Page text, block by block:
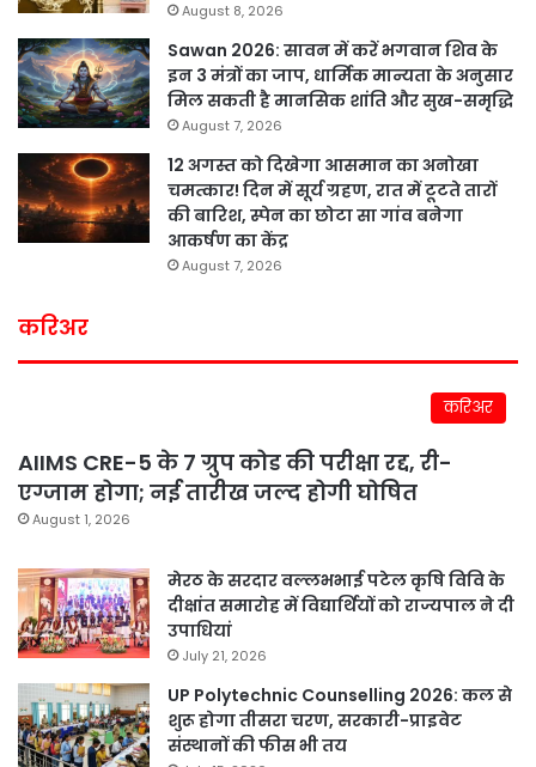
August 8, 2026
Sawan 2026: सावन में करें भगवान शिव के
इन 3 मंत्रों का जाप, धार्मिक मान्यता के अनुसार
मिल सकती है मानसिक शांति और सुख-समृद्धि
August 7, 2026
12 अगस्त को दिखेगा आसमान का अनोखा
चमत्कार! दिन में सूर्य ग्रहण, रात में टूटते तारों
की बारिश, स्पेन का छोटा सा गांव बनेगा
आकर्षण का केंद्र
August 7, 2026
करिअर
करिअर
AIIMS CRE-5 के 7 ग्रुप कोड की परीक्षा रद्द, री-
एग्जाम होगा; नई तारीख जल्द होगी घोषित
August 1, 2026
मेरठ के सरदार वल्लभभाई पटेल कृषि विवि के
दीक्षांत समारोह में विद्यार्थियों को राज्यपाल ने दी
उपाधियां
July 21, 2026
UP Polytechnic Counselling 2026: कल से
शुरू होगा तीसरा चरण, सरकारी-प्राइवेट
संस्थानों की फीस भी तय